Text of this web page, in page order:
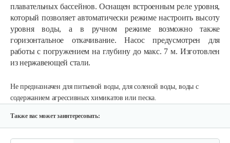
плавательных бассейнов. Оснащен встроенным реле уровня,
который позволяет автоматически режиме настроить высоту
уровня воды, а в ручном режиме возможно также
горизонтальное откачивание. Насос предусмотрен для
работы с погружением на глубину до макс. 7 м. Изготовлен
из нержавеющей стали.
Не предназначен для питьевой воды, для соленой воды, воды с
содержанием агрессивных химикатов или песка.
Также вас может заинтересовать:
Насос погружной AL-KO Drain 12000 Comfort
300 руб Смотреть
Насос погружной AL-KO Drain 10000 Comfort
275 руб